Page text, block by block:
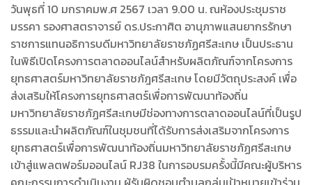
วันพุธที่ 10 มกราคมพ.ศ 2567 เวลา 9.00 น. ณห้องประชุมราช
มรรคา รองศาสตราจารย์ ดร.ประกาศิต อานุภาพแสนยากรรักษา
ราชการแทนอธิการบดีมหาวิทยาลัยราชภัฏศรีสะเกษ เป็นประธาน
ในพิธีเปิดโครงการตลาดออนไลน์สำหรับผลิตภัณฑ์จากโครงการ
ยุทธศาสตร์มหาวิทยาลัยราชภัฎศรีสะเกษ โดยมีวัตถุประสงค์ เพื่อ
ส่งเสริมให้โครงการยุทธศาสตร์เพื่อการพัฒนาท้องถิ่น
มหาวิทยาลัยราชภัฏศรีสะเกษมีช่องทางการตลาดออนไลน์ที่เป็นรูป
ธรรมและนำผลิตภัณฑ์ในชุมชนที่ได้รับการส่งเสริมจากโครงการ
ยุทธศาสตร์เพื่อการพัฒนาท้องถิ่นมหาวิทยาลัยราชภัฏศรีสะเกษ
เข้าสู่แพลตฟอร์มออนไลน์ RJ38 ในการอบรมครั้งนี้มีคณะผู้บริหาร